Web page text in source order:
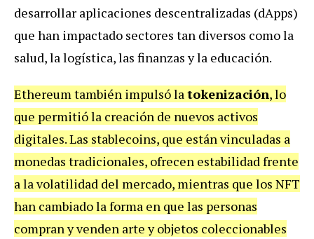
desarrollar aplicaciones descentralizadas (dApps)
que han impactado sectores tan diversos como la
salud, la logística, las finanzas y la educación.
Ethereum también impulsó latokenización, lo
que permitió la creación de nuevos activos
digitales. Las stablecoins, que están vinculadas a
monedas tradicionales, ofrecen estabilidad frente
a la volatilidad del mercado, mientras que los NFT
han cambiado la forma en que las personas
compran y venden arte y objetos coleccionables